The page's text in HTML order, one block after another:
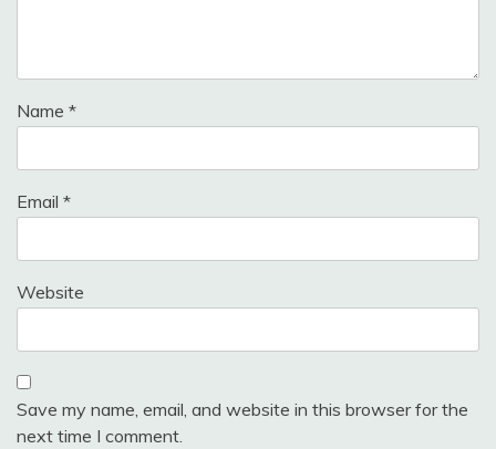
Name *
Email *
Website
Save my name, email, and website in this browser for the
next time I comment.